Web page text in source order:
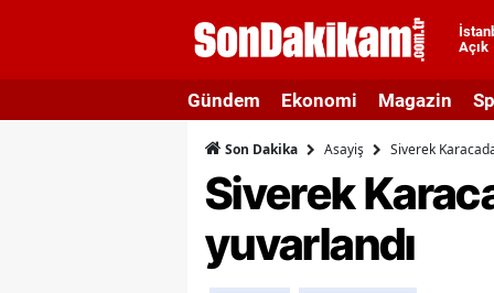
Açık
Gündem Ekonomi Magazin
Son Dakika Asayiş Siverek
Siverek
yuvarlandı